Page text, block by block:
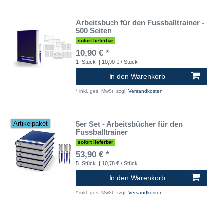
Arbeitsbuch für den Fussballtrainer -
500 Seiten
sofort lieferbar
10,90 € *
1 Stück | 10,90 € / Stück
In den Warenkorb
* inkl. ges. MwSt. zzgl. Versandkosten
Artikelpaket
5er Set - Arbeitsbücher für den
Fussballtrainer
sofort lieferbar
53,90 € *
5 Stück | 10,78 € / Stück
In den Warenkorb
* inkl. ges. MwSt. zzgl. Versandkosten